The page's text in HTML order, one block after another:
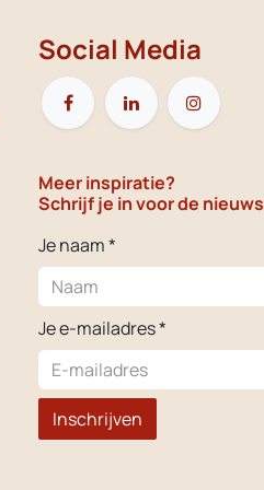
Social Media
Meer inspiratie?
Schrijf je in voor de
Je naam *
Je e-mailadres *
Inschrijven